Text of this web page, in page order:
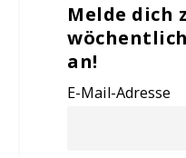
Melde dich
an!
E-Mail-Adresse